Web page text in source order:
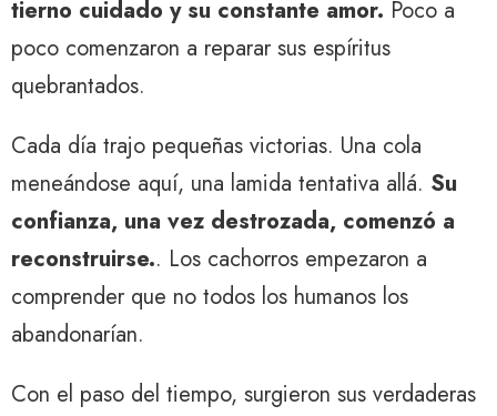
tierno cuidado y su constante amor. Poco a
poco comenzaron a reparar sus espíritus
quebrantados.
Cada día trajo pequeñas victorias. Una cola
meneándose aquí, una lamida tentativa allá. Su
confianza, una vez destrozada, comenzó a
reconstruirse.. Los cachorros empezaron a
comprender que no todos los humanos los
abandonarían.
Con el paso del tiempo, surgieron sus verdaderas